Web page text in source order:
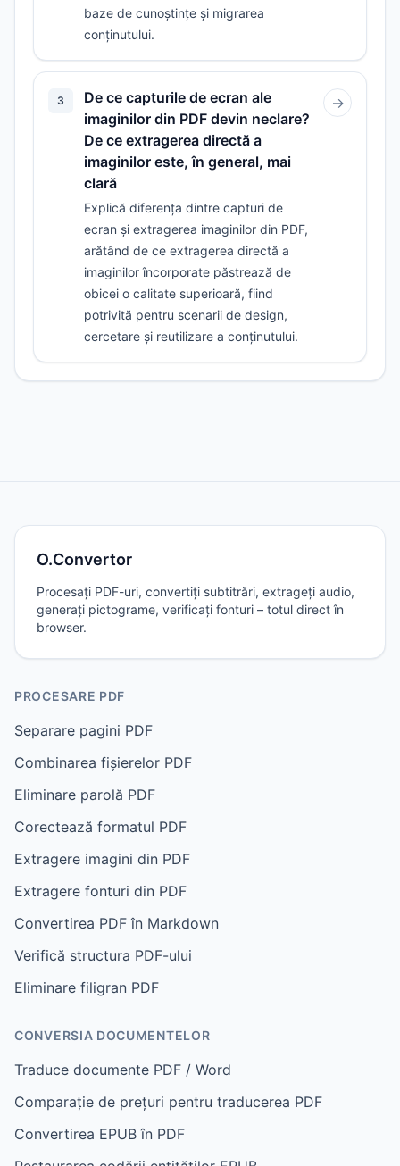
baze de cunoștințe și migrarea
conținutului.
3
De ce capturile de ecran ale
imaginilor din PDF devin neclare?
De ce extragerea directă a
imaginilor este, în general, mai
clară
Explică diferența dintre capturi de
ecran și extragerea imaginilor din PDF,
arătând de ce extragerea directă a
imaginilor încorporate păstrează de
obicei o calitate superioară, fiind
potrivită pentru scenarii de design,
cercetare și reutilizare a conținutului.
→
O.Convertor
Procesați PDF-uri, convertiți subtitrări, extrageți audio,
generați pictograme, verificați fonturi – totul direct în
browser.
PROCESARE PDF
Separare pagini PDF
Combinarea fișierelor PDF
Eliminare parolă PDF
Corectează formatul PDF
Extragere imagini din PDF
Extragere fonturi din PDF
Convertirea PDF în Markdown
Verifică structura PDF-ului
Eliminare filigran PDF
CONVERSIA DOCUMENTELOR
Traduce documente PDF / Word
Comparație de prețuri pentru traducerea PDF
Convertirea EPUB în PDF